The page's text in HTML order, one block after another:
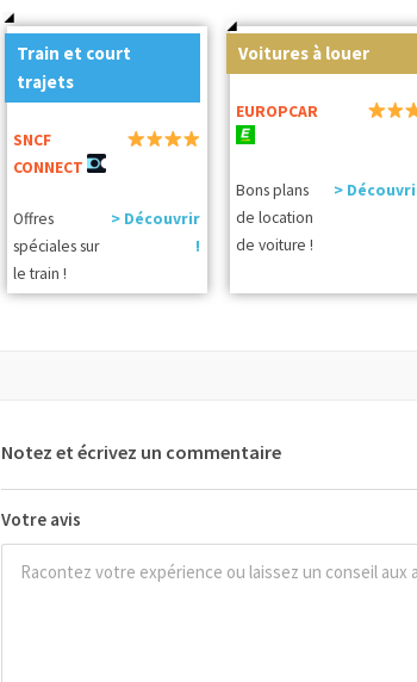
Train et court
trajets
SNCF
CONNECT
Offres
spéciales sur
le train !
> Découvrir
!
Voitures à louer
EUROPCAR
Bons plans
de location
de voiture !
>
Notez et écrivez un commentaire
Votre avis